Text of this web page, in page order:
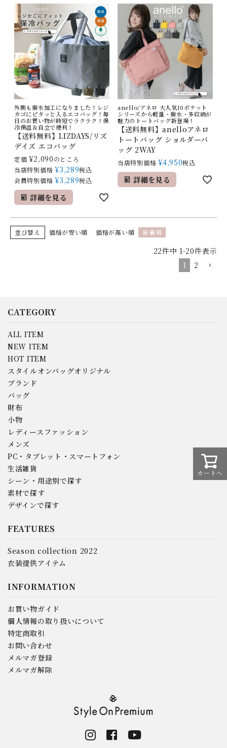
外側も撥水加工になりました！レジ
カゴにピタッと入るエコバッグ！毎
日のお買い物が時短でラクラク！保
冷保温＆自立で便利！
【送料無料】LIZDAYS/リズ
デイズ エコバッグ
定価 ¥2,090のところ
当店特別価格 ¥3,289税込
会員特別価格 ¥3,289税込
詳細を見る
anello/アネロ 大人気10ポケット
シリーズから軽量・撥水・多収納が
魅力のトートバッグ新登場！
【送料無料】anelloアネロ
トートバッグ ショルダーバ
ッグ 2WAY
当店特別価格 ¥4,950税込
詳細を見る
並び替え 価格が安い順 価格が高い順 新着順
22件中 1-20件表示
1
2
カートへ
CATEGORY
ALL ITEM
NEW ITEM
HOT ITEM
スタイルオンバッグオリジナル
ブランド
バッグ
財布
小物
レディースファッション
メンズ
PC・タブレット・スマートフォン
生活雑貨
シーン・用途別で探す
素材で探す
デザインで探す
FEATURES
Season collection 2022
衣装提供アイテム
INFORMATION
お買い物ガイド
個人情報の取り扱いについて
特定商取引
お問い合わせ
メルマガ登録
メルマガ解除